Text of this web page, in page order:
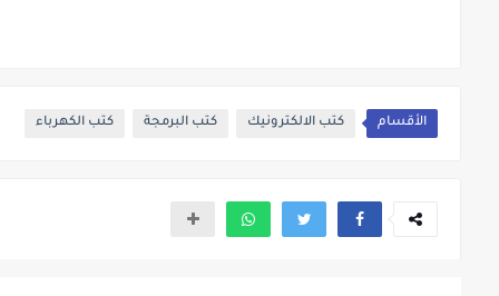
الأقسام كتب الالكترونيك كتب البرمجة كتب الكهرباء